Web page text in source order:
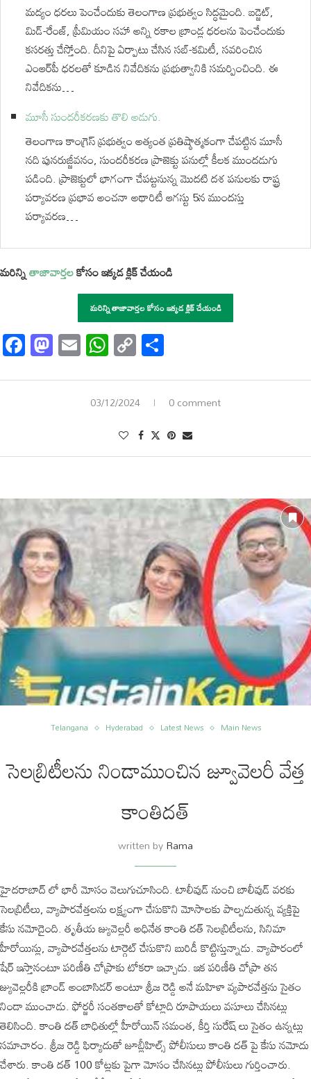
మద్యం ధరలు పెంచేందుకు తెలంగాణ ప్రభుత్వం సిద్ధమైంది. బడ్జెట్,
మిడ్-రేంజ్, ప్రీమియం సహా అన్ని రకాల బ్రాండ్ల ధరలను పెంచేందుకు
కసరత్తు చేస్తోంది. దీనిపై ఏర్పాటు చేసిన సబ్-కమిటీ, సవరించిన
ఎంఆర్‌పీ ధరలతో కూడిన నివేదికను ప్రభుత్వానికి సమర్పించింది. ఈ
నివేదికను…
మూసీ సుందరీకరణకు తొలి అడుగు.
తెలంగాణ కాంగ్రెస్ ప్రభుత్వం అత్యంత ప్రతిష్ఠాత్మకంగా చేపట్టిన మూసీ
నది పునరుజ్జీవనం, సుందరీకరణ ప్రాజెక్టు పనుల్లో కీలక ముందడుగు
పడింది. ప్రాజెక్టులో భాగంగా చేపట్టనున్న మొదటి దశ పనులకు రాష్ట్ర
పర్యావరణ ప్రభావ అంచనా అథారిటీ ఆగస్టు 5న ముందస్తు
పర్యావరణ…
మరిన్నితాజావార్తలకోసం ఇక్కడ క్లిక్ చేయండి
మరిన్ని తాజావార్తల కోసం ఇక్కడ క్లిక్ చేయండి
Facebook
Mastodon
EmailWhatsApp
Copy
Link
03/12/2024 0 comment
Telangana Hyderabad Latest News Main News
సెలబ్రిటీలను నిండాముంచిన జ్వూవెలరీ వేత్త
కాంతిదత్
written byRama
హైదరాబాద్ లో భారీ మోసం వెలుగుచూసింది. టాలీవుడ్ నుంచి బాలీవుడ్ వరకు
సెలబ్రిటీలు, వ్యాపారవేత్తలను లక్ష్యంగా చేసుకొని మోసాలకు పాల్పడుతున్న వ్యక్తిపై
కేసు నమోదైంది. తృతీయ జ్యువెల్లరీ అధినేత కాంతి దత్ సెలబ్రిటీలను, సినిమా
హీరోయిన్లు, వ్యాపారవేత్తలను టార్గెట్ చేసుకొని బురిడీ కొట్టిస్తున్నాడు. వ్యాపారంలో
షేర్ ఇస్తానంటూ పరిణీతి చోప్రాకు టోకరా ఇచ్చాడు. ఇక పరిణీతి చోప్రా తన
జ్యువెల్లరీకి బ్రాండ్ అంబాసిడర్ అంటూ శ్రీజ రెడ్డి అనే మహిళా వ్యపారవేత్తను సైతం
నిండా ముంచాడు. ఫోర్జరీ సంతకాలతో కోట్లాది రూపాయలు వసూలు చేసినట్లు
తెలిసింది. కాంతి దత్ బాధితుల్లో హీరోయిన్ సమంత, కీర్తి సురేష్ లు సైతం ఉన్నట్లు
సమాచారం. శ్రీజ రెడ్డి ఫిర్యాదుతో జూబ్లీహిల్స్ పోలీసులు కాంతి దత్ పై కేసు నమోదు
చేశారు. కాంతి దత్ 100 కోట్లకు పైగా మోసం చేసినట్లు పోలీసులు గుర్తించారు.